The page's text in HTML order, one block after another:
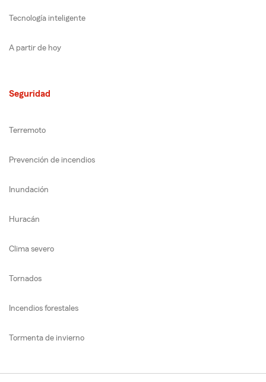
Tecnología inteligente
A partir de hoy
Seguridad
Terremoto
Prevención de incendios
Inundación
Huracán
Clima severo
Tornados
Incendios forestales
Tormenta de invierno